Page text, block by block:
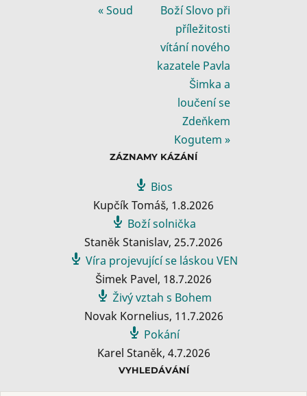
n
g
s
« Soud
Boží Slovo při
příležitosti
vítání nového
kazatele Pavla
Šimka a
loučení se
Zdeňkem
Kogutem »
ZÁZNAMY KÁZÁNÍ
Bios
Kupčík Tomáš, 1.8.2026
Boží solnička
Staněk Stanislav, 25.7.2026
Víra projevující se láskou VEN
Šimek Pavel, 18.7.2026
Živý vztah s Bohem
Novak Kornelius, 11.7.2026
Pokání
Karel Staněk, 4.7.2026
VYHLEDÁVÁNÍ